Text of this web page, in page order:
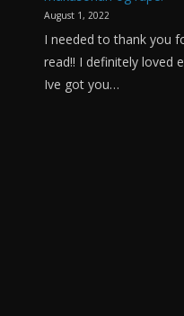
August 1, 2022
I needed to thank you
read!! I definitely loved
Ive got you…